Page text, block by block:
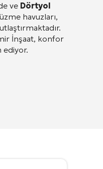
ve Dörtyol
havuzları,
.
İnşaat, konfor
ediyor.